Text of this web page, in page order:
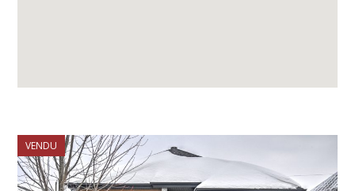
VENDU